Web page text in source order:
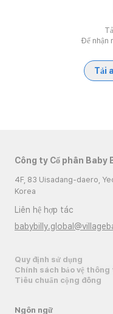
Để nhận
Tải
Công ty Cổ phần Baby
4F, 83 Uisadang-daero,
Korea
Liên hệ hợp tác
Quy định sử dụng
Chính sách bảo vệ thông
Tiêu chuẩn cộng đồng
Ngôn ngữ